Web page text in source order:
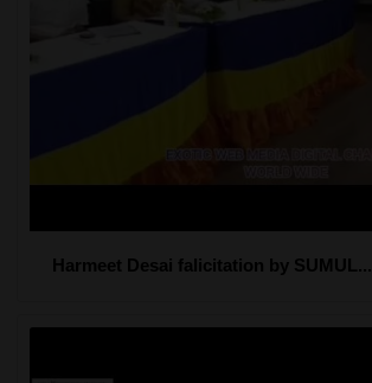
Harmeet Desai falicitation by SUMUL...